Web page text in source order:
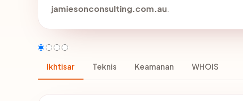
jamiesonconsulting.com.au.
Ikhtisar Teknis Keamanan WHOIS